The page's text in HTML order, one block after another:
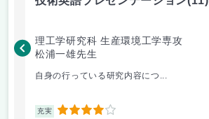
理工学研究科 生産環境工学専攻
松浦一雄先生
自身の行っている研究内容につ...
充実 4